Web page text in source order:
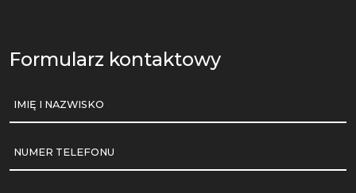
Formularz kontaktowy
IMIĘ I NAZWISKO
NUMER TELEFONU